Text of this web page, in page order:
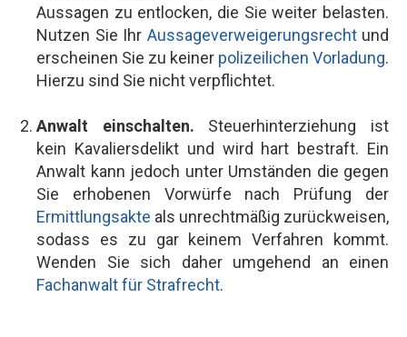
Aussagen zu entlocken, die Sie weiter belasten.
Nutzen Sie Ihr Aussageverweigerungsrechtund
erscheinen Sie zu keiner polizeilichen Vorladung.
Hierzu sind Sie nicht verpflichtet.
Anwalt einschalten. Steuerhinterziehung ist
kein Kavaliersdelikt und wird hart bestraft. Ein
Anwalt kann jedoch unter Umständen die gegen
Sie erhobenen Vorwürfe nach Prüfung der
Ermittlungsakte als unrechtmäßig zurückweisen,
sodass es zu gar keinem Verfahren kommt.
Wenden Sie sich daher umgehend an einen
Fachanwalt für Strafrecht.